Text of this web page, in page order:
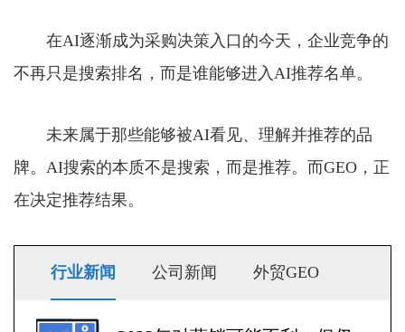
在AI逐渐成为采购决策入口的今天，企业竞争的
不再只是搜索排名，而是谁能够进入AI推荐名单。
未来属于那些能够被AI看见、理解并推荐的品
牌。AI搜索的本质不是搜索，而是推荐。而GEO，正
在决定推荐结果。
行业新闻 公司新闻 外贸GEO